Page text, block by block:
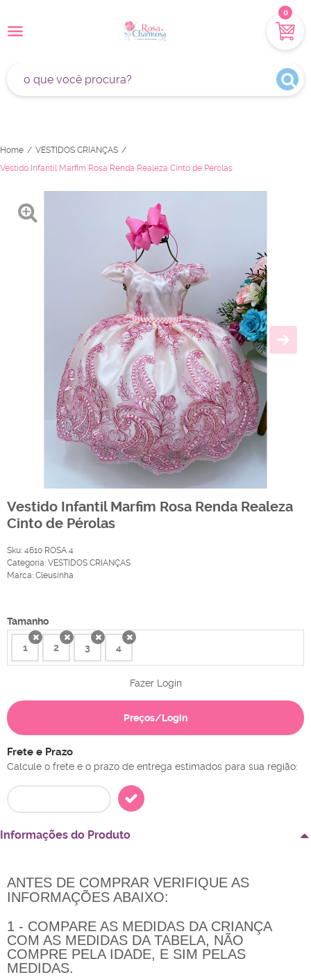
0
Home
VESTIDOS CRIANÇAS
Vestido Infantil Marfim Rosa Renda Realeza Cinto de Pérolas
Vestido Infantil Marfim Rosa Renda Realeza
Cinto de Pérolas
Sku: 4610 ROSA 4
Categoria: VESTIDOS CRIANÇAS
Marca: Cleusinha
Tamanho
1 2 3 4
Fazer Login
Preços/Login
Frete e Prazo
Calcule o frete e o prazo de entrega estimados para sua região:
Informações do Produto
ANTES DE COMPRAR VERIFIQUE AS
INFORMAÇÕES ABAIXO:
1 - COMPARE AS MEDIDAS DA CRIANÇA
COM AS MEDIDAS DA TABELA, NÃO
COMPRE PELA IDADE, E SIM PELAS
MEDIDAS.